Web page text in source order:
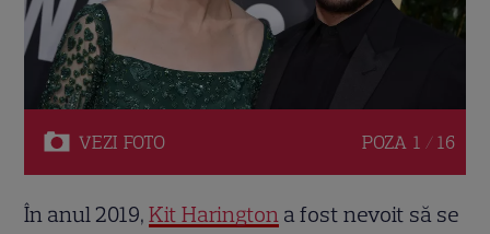
VEZI FOTO POZA 1 / 16
În anul 2019,Kit Harington a fost nevoit să se